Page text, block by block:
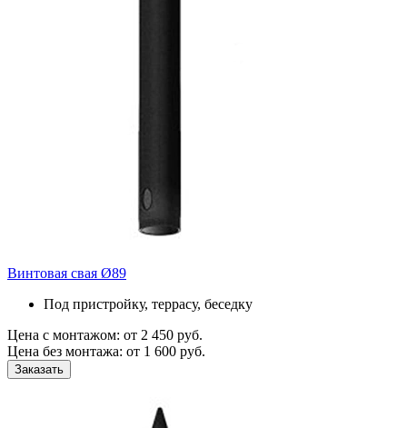
Винтовая свая Ø89
Под пристройку, террасу, беседку
Цена с монтажом: от 2 450 руб.
Цена без монтажа: от 1 600 руб.
Заказать